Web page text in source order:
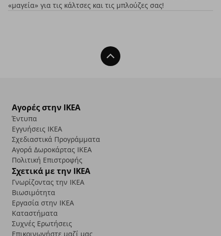
«μαγεία» για τις κάλτσες και τις μπλούζες σας!
Back To Top
Αγορές στην IKEA
Έντυπα
Εγγυήσεις IKEA
Σχεδιαστικά Προγράμματα
Αγορά Δωρoκάρτας IKEA
Πολιτική Επιστροφής
Σχετικά με την IKEA
Γνωρίζοντας την IKEA
Βιωσιμότητα
Εργασία στην IKEA
Καταστήματα
Συχνές Ερωτήσεις
Επικοινωνήστε μαζί μας